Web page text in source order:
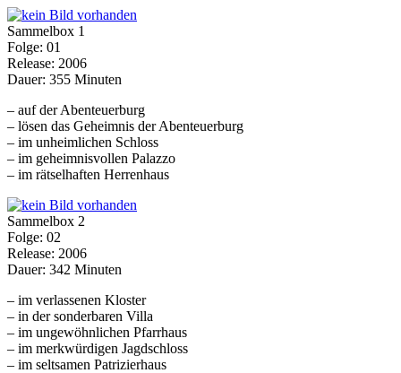
Sammelbox 1
Folge: 01
Release: 2006
Dauer: 355 Minuten
– auf der Abenteuerburg
– lösen das Geheimnis der Abenteuerburg
– im unheimlichen Schloss
– im geheimnisvollen Palazzo
– im rätselhaften Herrenhaus
Sammelbox 2
Folge: 02
Release: 2006
Dauer: 342 Minuten
– im verlassenen Kloster
– in der sonderbaren Villa
– im ungewöhnlichen Pfarrhaus
– im merkwürdigen Jagdschloss
– im seltsamen Patrizierhaus